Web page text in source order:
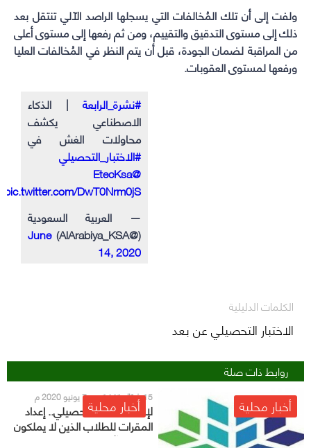
ولفت إلى أن تلك المُخالفات التي يسجلها الراصد الآلي تنتقل بعد
ذلك إلى مستوى التدقيق والتقييم، ومن ثم رفعها إلى مستوى أعلى
من المراقبة لضمان الجودة، قبل أن يتم النظر في المُخالفات العليا
ورفعها لمستوى العقوبات.
#نشرة_الرابعة| الذكاء
الاصطناعي يكشف
محاولات الغش في
#الاختبار_التحصيلي
@EtecKsa
pic.twitter.com/DwT0Nrm0jS
— العربية السعودية
(@AlArabiya_KSA)
June
14, 2020
الكلمات الدليلية
الاختبار التحصيلي عن بعد
روابط ذات صلة
أخبار محلية أخبار محلية15 شوّال 1441 هـ - 7 يونيو 2020 م
لإجراء الاختبار التحصيلي.. إعداد
المقرات للطلاب الذين لا يملكون
حواسب آلية